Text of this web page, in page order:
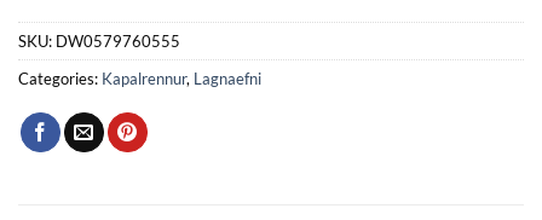
SKU: DW0579760555
Categories: Kapalrennur, Lagnaefni